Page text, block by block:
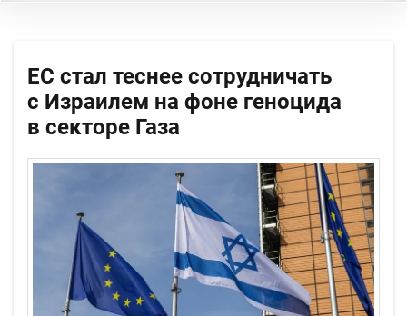
ЕС стал теснее сотрудничать
с Израилем на фоне геноцида
в секторе Газа